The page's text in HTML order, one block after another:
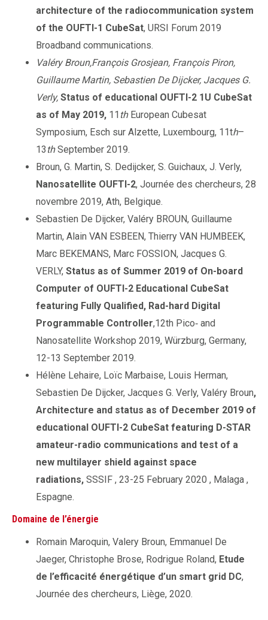
architecture of the radiocommunication system
of the OUFTI-1 CubeSat, URSI Forum 2019
Broadband communications.
Valéry Broun,François Grosjean, François Piron,
Guillaume Martin, Sebastien De Dijcker, Jacques G.
Verly, Status of educational OUFTI-2 1U CubeSat
as of May 2019, 11 thEuropean Cubesat
Symposium, Esch sur Alzette, Luxembourg, 11th–
13 thSeptember 2019.
Broun, G. Martin, S. Dedijcker, S. Guichaux, J. Verly,
Nanosatellite OUFTI-2, Journée des chercheurs, 28
novembre 2019, Ath, Belgique.
Sebastien De Dijcker, Valéry BROUN, Guillaume
Martin, Alain VAN ESBEEN, Thierry VAN HUMBEEK,
Marc BEKEMANS, Marc FOSSION, Jacques G.
VERLY, Status as of Summer 2019 of On-board
Computer of OUFTI-2 Educational CubeSat
featuring Fully Qualified, Rad-hard Digital
Programmable Controller,12th Pico‐ and
Nanosatellite Workshop 2019, Würzburg, Germany,
12-13 September 2019.
Hélène Lehaire, Loïc Marbaise, Louis Herman,
Sebastien De Dijcker, Jacques G. Verly, Valéry Broun,
Architecture and status as of December 2019 of
educational OUFTI-2 CubeSat featuring D-STAR
amateur-radio communications and test of a
new multilayer shield against space
radiations, SSSIF , 23-25 February 2020 , Malaga ,
Espagne.
Domaine de l’énergie
Romain Maroquin, Valery Broun, Emmanuel De
Jaeger, Christophe Brose, Rodrigue Roland, Etude
de l’efficacité énergétique d’un smart grid DC,
Journée des chercheurs, Liège, 2020.